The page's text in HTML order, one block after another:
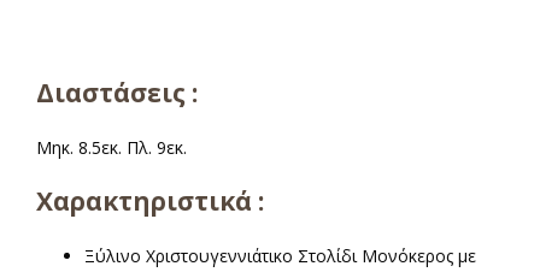
Διαστάσεις :
Μηκ. 8.5εκ. Πλ. 9εκ.
Χαρακτηριστικά :
Ξύλινο Χριστουγεννιάτικο Στολίδι Μονόκερος με